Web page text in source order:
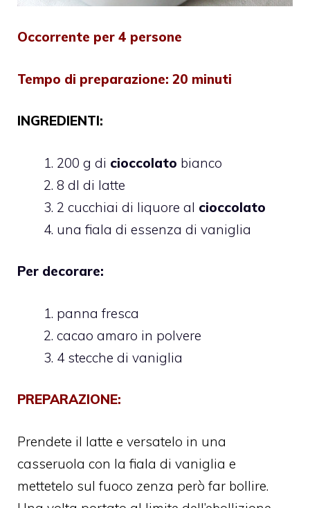
Occorrente per 4 persone
Tempo di preparazione: 20 minuti
INGREDIENTI:
200 g di cioccolato bianco
8 dl di latte
2 cucchiai di liquore al cioccolato
una fiala di essenza di vaniglia
Per decorare:
panna fresca
cacao amaro in polvere
4 stecche di vaniglia
PREPARAZIONE:
Prendete il latte e versatelo in una
casseruola con la fiala di vaniglia e
mettetelo sul fuoco zenza però far bollire.